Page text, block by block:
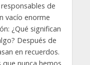
de
vacío enorme
¿Qué significan
Después de
en recuerdos.